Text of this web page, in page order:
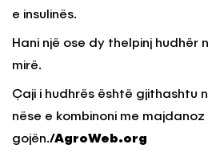
e insulinës.
Hani një ose dy thelpinj hudhër
mirë.
Çaji i hudhrës është gjithashtu
nëse e kombinoni me
gojën./AgroWeb.org